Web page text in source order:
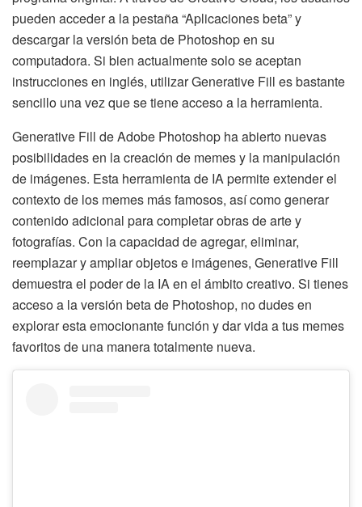
pueden acceder a la pestaña “Aplicaciones beta” y
descargar la versión beta de Photoshop en su
computadora. Si bien actualmente solo se aceptan
instrucciones en inglés, utilizar Generative Fill es bastante
sencillo una vez que se tiene acceso a la herramienta.
Generative Fill de Adobe Photoshop ha abierto nuevas
posibilidades en la creación de memes y la manipulación
de imágenes. Esta herramienta de IA permite extender el
contexto de los memes más famosos, así como generar
contenido adicional para completar obras de arte y
fotografías. Con la capacidad de agregar, eliminar,
reemplazar y ampliar objetos e imágenes, Generative Fill
demuestra el poder de la IA en el ámbito creativo. Si tienes
acceso a la versión beta de Photoshop, no dudes en
explorar esta emocionante función y dar vida a tus memes
favoritos de una manera totalmente nueva.